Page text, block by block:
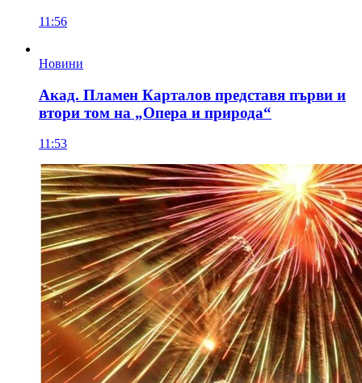
11:56
Новини
Акад. Пламен Карталов представя първи и
втори том на „Опера и природа“
11:53